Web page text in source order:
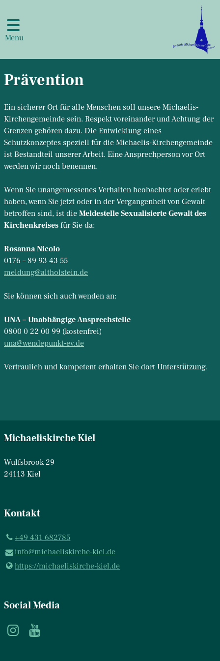
Menu
Prävention
Ein sicherer Ort für alle Menschen soll unsere Michaelis-
Kirchengemeinde sein. Respekt voreinander und Achtung der
Grenzen gehören dazu. Die Entwicklung eines
Schutzkonzeptes speziell für die Michaelis-Kirchengemeinde
ist Bestandteil unserer Arbeit. Eine Ansprechperson vor Ort
werden wir noch benennen.
Wenn Sie unangemessenes Verhalten beobachtet oder erlebt
haben, wenn Sie jetzt oder in der Vergangenheit von Gewalt
betroffen sind, ist die Meldestelle Sexualisierte Gewalt des
Kirchenkreises für Sie da:
Rosanna Nicolo
0176 – 89 93 43 55
meldung@altholstein.de
Sie können sich auch wenden an:
UNA – Unabhängige Ansprechstelle
0800 0 22 00 99 (kostenfrei)
una@wendepunkt-ev.de
Vertraulich und kompetent erhalten Sie dort Unterstützung.
Michaeliskirche Kiel
Wulfsbrook 29
24113 Kiel
Kontakt
+49 431 682785
info@​michaeliskirche-kiel.​de
https://michaeliskirche-kiel.​de
Social Media